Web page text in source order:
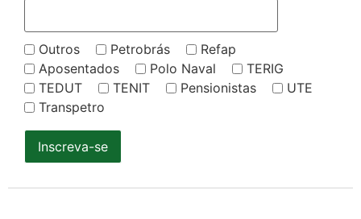
Outros Petrobrás
Refap
Aposentados
Polo Naval
TERIG
TEDUT
TENIT Pensionistas
UTE
Transpetro
Inscreva-se